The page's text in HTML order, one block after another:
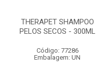
THERAPET SHAMPOO
PELOS SECOS - 300ML
Código: 77286
Embalagem: UN